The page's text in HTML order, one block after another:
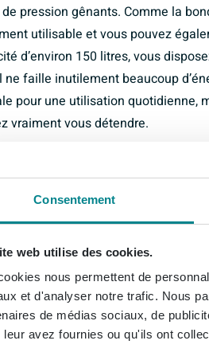
Consentement
web utilise des cookies.
nous permettent de
et d'analyser notre trafic. Nous
de médias sociaux, de
leur avez fournies ou qu'ils ont
pression gênants. Comme la
utilisable et vous pouvez
d’environ 150 litres, vous
ne faille inutilement beaucoup
pour une utilisation quotidienne,
vraiment vous détendre.
avec bord de baignoire
baignoire est son bord raffiné
le carrelage. Il en résulte un
avec les salles de bains
le maximum de l’espace
les dimensions extérieures restent
valeur lors d’une installation
être magnifiquement
ou un mitigeur de baignoire